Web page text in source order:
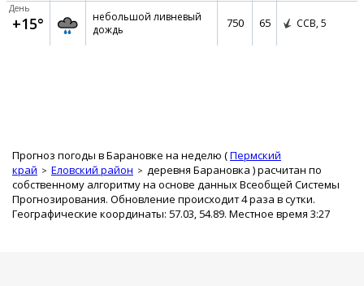
День
+15°
небольшой ливневый
дождь
750 65 ССВ, 5
Прогноз погоды в Барановке на неделю (Пермский
край
Еловский район деревня Барановка ) расчитан по
собственному алгоритму на основе данных Всеобщей Системы
Прогнозирования. Обновление происходит 4 раза в сутки.
Географические координаты: 57.03, 54.89. Местное время 3:27